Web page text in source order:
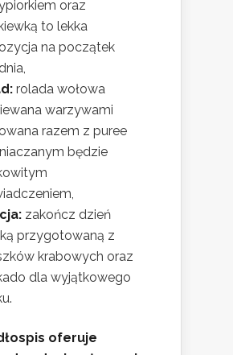
oraz
to lekka
na początek
rolada wołowa
warzywami
razem z puree
będzie
zakończ dzień
przygotowaną z
krabowych oraz
dla wyjątkowego
oferuje